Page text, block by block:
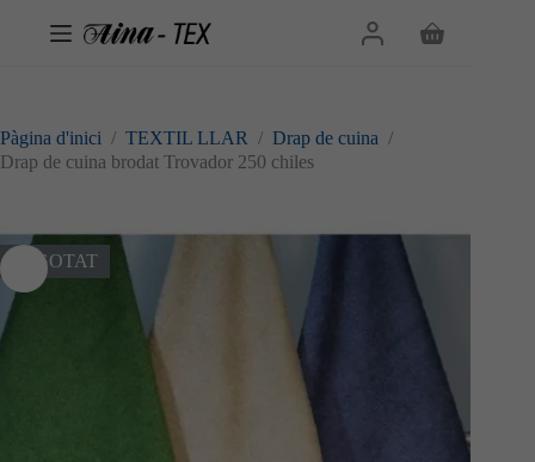
Cistella
Pàgina d'inici / TEXTIL LLAR / Drap de cuina /
Drap de cuina brodat Trovador 250 chiles
ESGOTAT